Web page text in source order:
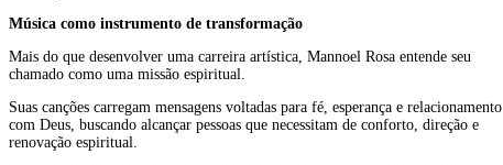
Música como instrumento de transformação
Mais do que desenvolver uma carreira artística, Mannoel Rosa entende seu
chamado como uma missão espiritual.
Suas canções carregam mensagens voltadas para fé, esperança e relacionamento
com Deus, buscando alcançar pessoas que necessitam de conforto, direção e
renovação espiritual.